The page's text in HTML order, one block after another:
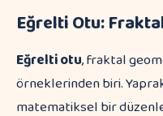
Eğrelti Otu:
Eğrelti otu, fraktal
örneklerinden biri.
matematiksel bir